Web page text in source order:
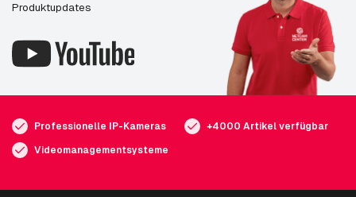
Produktupdates
Professionelle IP-Kameras
+4000 Artikel verfügbar
Videomanagementsysteme